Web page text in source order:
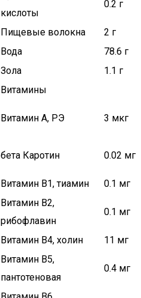
кислоты
0.2 г
Пищевые волокна 2 г
Вода
78.6 г
Зола
1.1 г
Витамины
Витамин А, РЭ 3 мкг
бета Каротин 0.02 мг
Витамин В1, тиамин
0.1 мг
Витамин В2,
рибофлавин
0.1 мг
Витамин В4, холин 11 мг
Витамин В5,
пантотеновая
0.4 мг